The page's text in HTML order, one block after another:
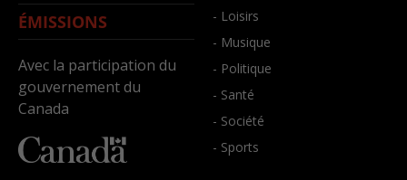
ÉMISSIONS
Avec la participation du
gouvernement du
Canada
- Loisirs
- Musique
- Politique
- Santé
- Société
- Sports